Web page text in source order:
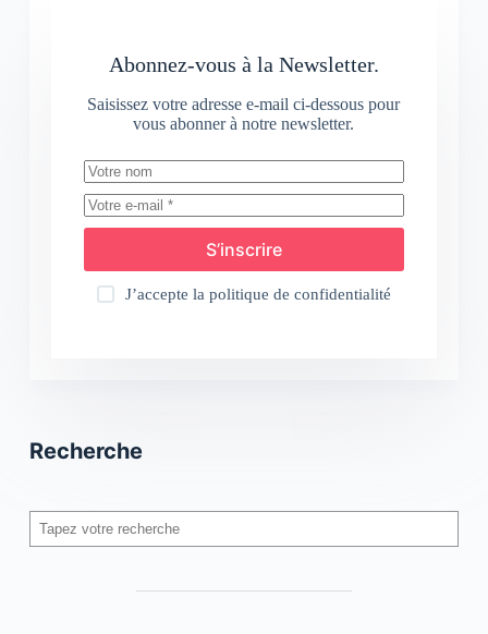
Abonnez-vous à la Newsletter.
Saisissez votre adresse e-mail ci-dessous pour
vous abonner à notre newsletter.
S’inscrire
J’accepte la politique de confidentialité
Recherche
Rechercher